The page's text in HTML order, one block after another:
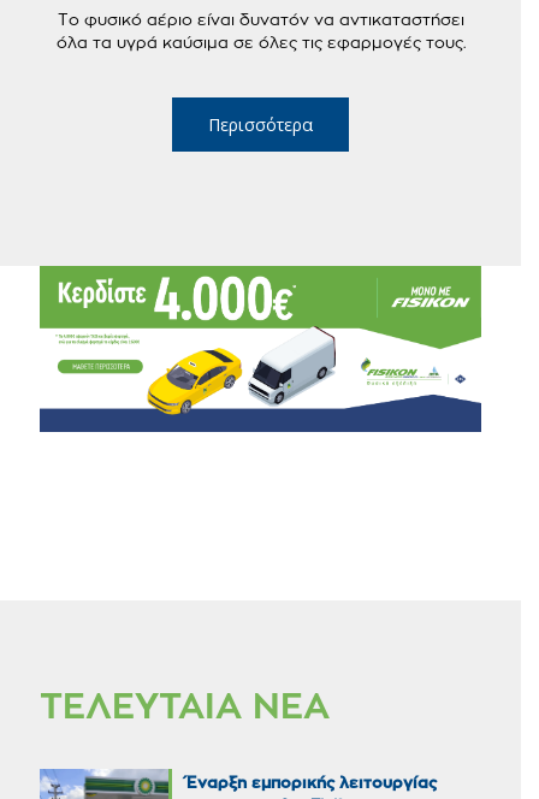
Το φυσικό αέριο είναι δυνατόν να αντικαταστήσει
όλα τα υγρά καύσιμα σε όλες τις εφαρμογές τους.
Περισσότερα
ΤΕΛΕΥΤΑΙΑ ΝΕΑ
Έναρξη εμπορικής λειτουργίας